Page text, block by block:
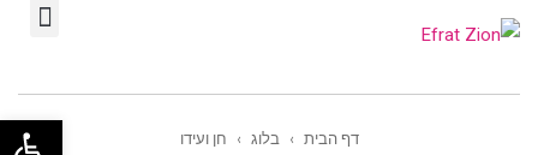
דף הבית › בלוג › חן ועידו פתח